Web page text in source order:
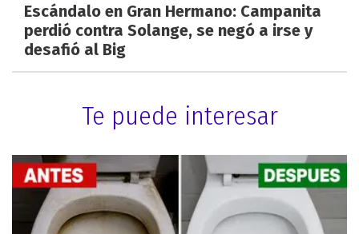
Escándalo en Gran Hermano: Campanita
perdió contra Solange, se negó a irse y
desafió al Big
Te puede interesar